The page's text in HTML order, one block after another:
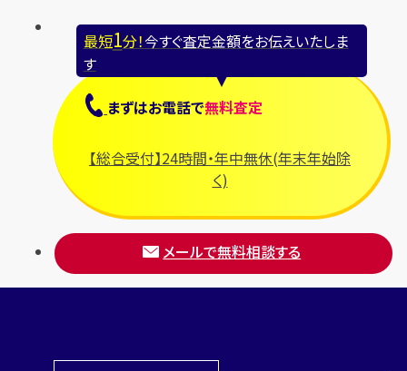
最短1分！今すぐ査定金額をお伝えいたしま
す
まずはお電話で無料査定
【総合受付】24時間・年中無休(年末年始除
く)
メールで無料相談する